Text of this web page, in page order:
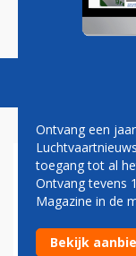
Magazine
JAN
Ontvang een
toegang tot al
Ontvang tevens
Magazine in de
Bekijk